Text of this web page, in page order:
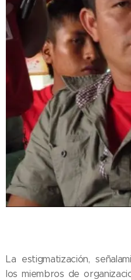
La estigmatización,
los miembros de